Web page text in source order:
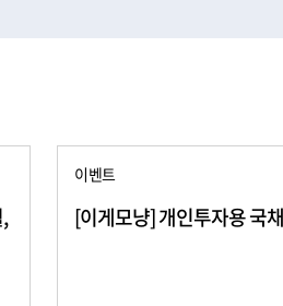
이벤트
[이게모냥] 개인투자용 국